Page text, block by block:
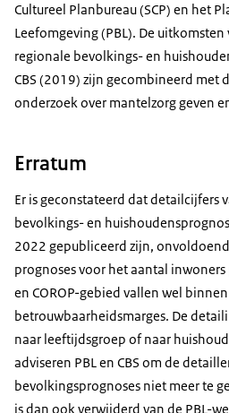
Cultureel Planbureau (SCP) en het
Leefomgeving (PBL). De
regionale bevolkings- en
CBS (2019) zijn gecombineerd met
onderzoek over mantelzorg geven
Erratum
Er is geconstateerd dat detailcijfers
bevolkings- en
2022 gepubliceerd zijn,
prognoses voor het aantal
en COROP-gebied vallen wel
betrouwbaarheidsmarges. De
naar leeftijdsgroep of naar
adviseren PBL en CBS om de
bevolkingsprognoses niet meer te
is dan ook verwijderd van de PBL-